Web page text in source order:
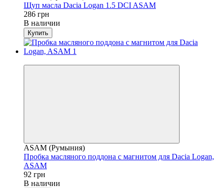
Щуп масла Dacia Logan 1.5 DCI ASAM
286 грн
В наличии
Купить
ASAM (Румыния)
Пробка масляного поддона с магнитом для Dacia Logan,
ASAM
92 грн
В наличии